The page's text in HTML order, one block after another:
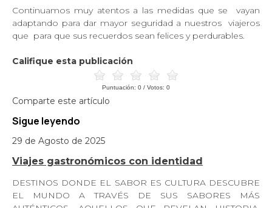
Continuamos muy atentos a las medidas que se
vayan
adaptando para dar mayor seguridad a nuestros
viajeros
que para que sus recuerdos sean felices y perdurables.
Califique esta publicación
Puntuación: 0 / Votos: 0
Comparte este artículo
Sigue leyendo
29 de Agosto de 2025
Viajes gastronómicos con identidad
DESTINOS DONDE EL SABOR ES CULTURA DESCUBRE
EL MUNDO A TRAVÉS DE SUS SABORES MÁS